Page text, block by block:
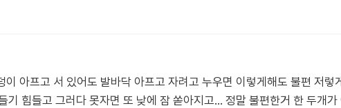
아프고 서 있어도 발바닥 아프고 자려고 누우면 이렇게해도 불편 저렇
기 힘들고 그러다 못자면 또 낮에 잠 쏟아지고... 정말 불편한거 한 두개